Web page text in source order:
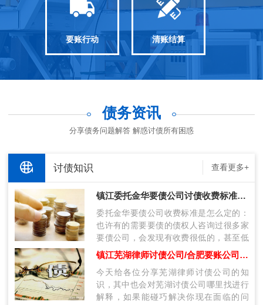
要账行动 清账结算
债务资讯
分享债务问题解答 解惑讨债所有困惑
讨债知识 查看更多+
镇江委托金华要债公司讨债收费标准是多少？
委托金华要债公司收费标准是怎么定的：
也许有的需要要债的债权人咨询过很多家
要债公司，会发现有收费很低的，甚至低
过10%收费，遇到这种收费的，百分百
是“…
镇江芜湖律师讨债公司/合肥要账公司哪里找？
今天给各位分享芜湖律师讨债公司的知
识，其中也会对芜湖讨债公司哪里找进行
解释，如果能碰巧解决你现在面临的问